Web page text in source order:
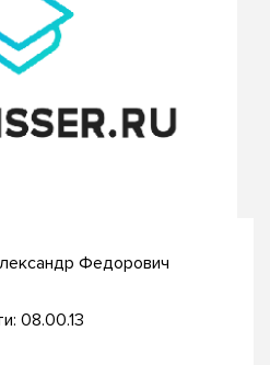
Федорович
08.00.13